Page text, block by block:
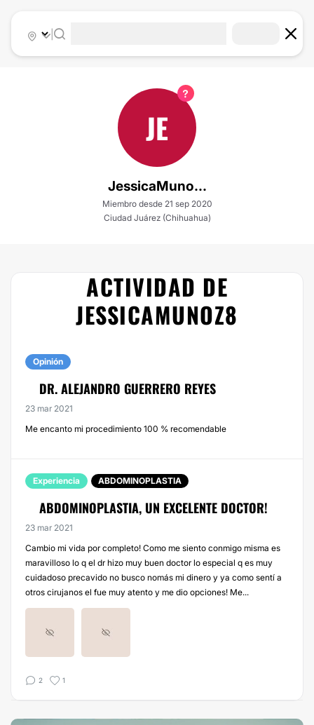
|
JE
JessicaMuno...
Miembro desde 21 sep 2020
Ciudad Juárez (Chihuahua)
ACTIVIDAD DE
JESSICAMUNOZ8
Opinión
DR. ALEJANDRO GUERRERO REYES
23 mar 2021
Me encanto mi procedimiento 100 % recomendable
Experiencia ABDOMINOPLASTIA
ABDOMINOPLASTIA, UN EXCELENTE DOCTOR!
23 mar 2021
Cambio mi vida por completo! Como me siento conmigo misma es
maravilloso lo q el dr hizo muy buen doctor lo especial q es muy
cuidadoso precavido no busco nomás mi dinero y ya como sentí a
otros cirujanos el fue muy atento y me dio opciones! Me...
2 1